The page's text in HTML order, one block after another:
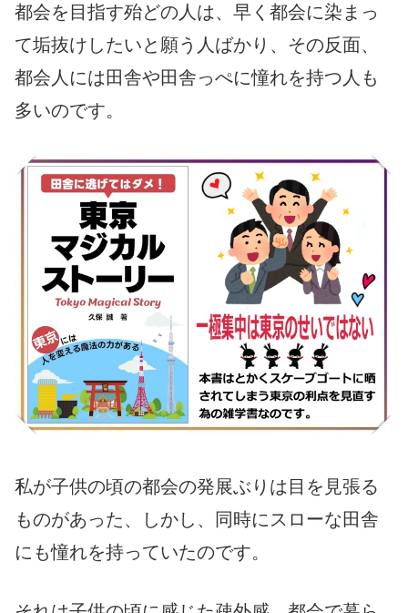
都会を目指す殆どの人は、早く都会に染まっ
て垢抜けしたいと願う人ばかり、その反面、
都会人には田舎や田舎っぺに憧れを持つ人も
多いのです。
私が子供の頃の都会の発展ぶりは目を見張る
ものがあった、しかし、同時にスローな田舎
にも憧れを持っていたのです。